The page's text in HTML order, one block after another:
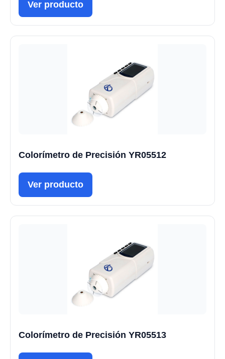
Ver producto
Colorímetro de Precisión YR05512
Ver producto
Colorímetro de Precisión YR05513